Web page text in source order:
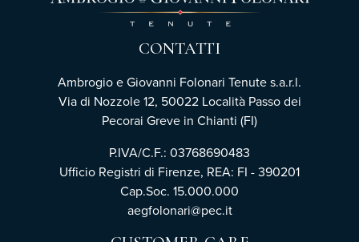
CONTATTI
Ambrogio e Giovanni Folonari Tenute s.a.r.l.
Via di Nozzole 12, 50022 Località Passo dei
Pecorai Greve in Chianti (FI)
P.IVA/C.F.: 03768690483
Ufficio Registri di Firenze, REA: FI - 390201
Cap.Soc. 15.000.000
aegfolonari@pec.it